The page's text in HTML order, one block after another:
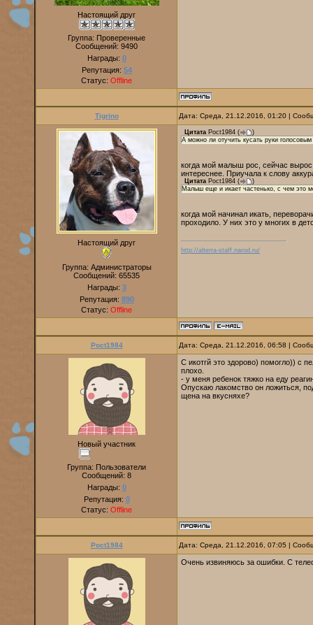
Настоящий друг
Группа: Проверенные
Сообщений: 9490
Награды: 0
Репутация: 54
Статус: Offline
Tigrino Дата: Среда, 21.12.2016, 01:20 |
Настоящий друг
Группа: Администраторы
Сообщений: 65535
Награды: 3
Репутация: 890
Статус: Offline
Цитата Poct1984 (
)
А можно ли отучить кусать руки
когда мой малыш рос, сейчас вырос,
интереснее. Приучала к слову
Цитата Poct1984 (
)
Малыш еще и икает частенько, с чем это
когда мой начинал икать,
проходило. У них это у многих в
http://alterra-staff.narod.ru/
Poct1984 Дата: Среда, 21.12.2016, 06:58 |
Новый участник
Группа: Пользователи
Сообщений: 8
Награды: 0
Репутация: 0
Статус: Offline
С икотгй это здорово) помогло)) с
плохо.
- у меня ребенок тяжко на еду
Опускаю лакомство он ложиться,
щена на вкусняхе?
Poct1984 Дата: Среда, 21.12.2016, 07:05 |
Очень извиняюсь за ошибки. С